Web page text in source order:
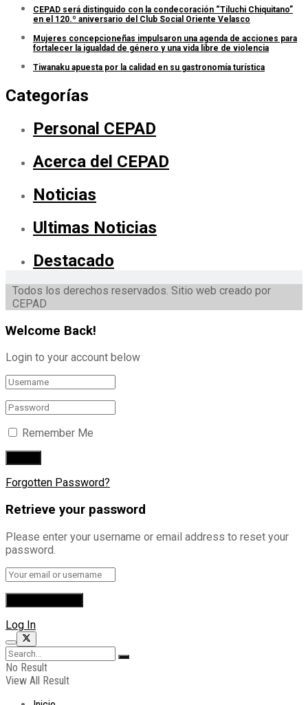
CEPAD será distinguido con la condecoración “Tiluchi Chiquitano”
en el 120.º aniversario del Club Social Oriente Velasco
Mujeres concepcioneñas impulsaron una agenda de acciones para
fortalecer la igualdad de género y una vida libre de violencia
Tiwanaku apuesta por la calidad en su gastronomía turística
Categorías
Personal CEPAD
Acerca del CEPAD
Noticias
Ultimas Noticias
Destacado
Todos los derechos reservados. Sitio web creado por
CEPAD
Welcome Back!
Login to your account below
Remember Me
Forgotten Password?
Retrieve your password
Please enter your username or email address to reset your
password.
Log In
No Result
View All Result